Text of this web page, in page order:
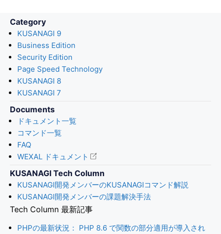
Category
KUSANAGI 9
Business Edition
Security Edition
Page Speed Technology
KUSANAGI 8
KUSANAGI 7
Documents
ドキュメント一覧
コマンド一覧
FAQ
WEXAL ドキュメント
KUSANAGI Tech Column
KUSANAGI開発メンバーのKUSANAGIコマンド解説
KUSANAGI開発メンバーの課題解決手法
Tech Column 最新記事
PHPの最新状況： PHP 8.6 で関数の部分適用が導入され